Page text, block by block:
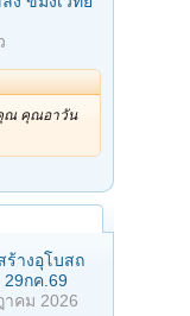
ณ คุณอาวัน
างอุโบสถ
กค.69
าคม 2026